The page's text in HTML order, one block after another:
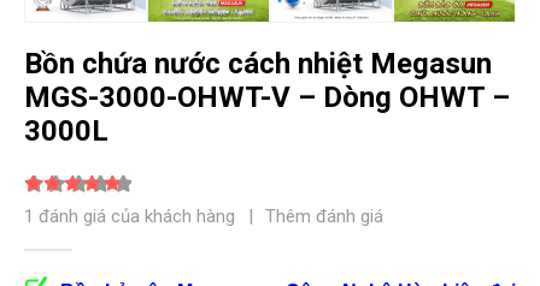
Bồn chứa nước cách nhiệt Megasun
MGS-3000-OHWT-V – Dòng OHWT –
3000L
5.00out of 5
1 đánh giá của khách hàng | Thêm đánh giá